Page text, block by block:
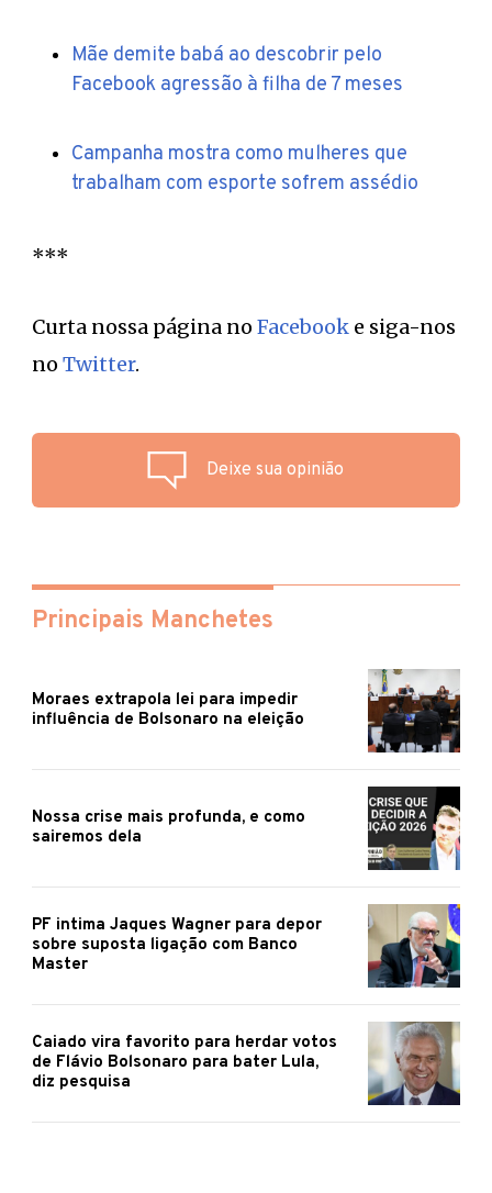
Mãe demite babá ao descobrir pelo
Facebook agressão à filha de 7 meses
Campanha mostra como mulheres que
trabalham com esporte sofrem assédio
***
Curta nossa página no Facebook e siga-nos
no Twitter.
Deixe sua opinião
Principais Manchetes
Moraes extrapola lei para impedir
influência de Bolsonaro na eleição
Nossa crise mais profunda, e como
sairemos dela
PF intima Jaques Wagner para depor
sobre suposta ligação com Banco
Master
Caiado vira favorito para herdar votos
de Flávio Bolsonaro para bater Lula,
diz pesquisa